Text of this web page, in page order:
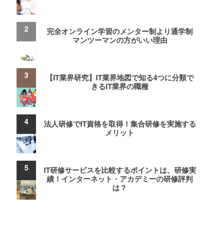
完全オンライン学習のメンター制より通学制
マンツーマンの方がいい理由
【IT業界研究】IT業界地図で知る4つに分類で
きるIT業界の職種
法人研修でIT資格を取得！集合研修を実施する
メリット
IT研修サービスを比較するポイントは、研修実
績！インターネット・アカデミーの研修評判
は？